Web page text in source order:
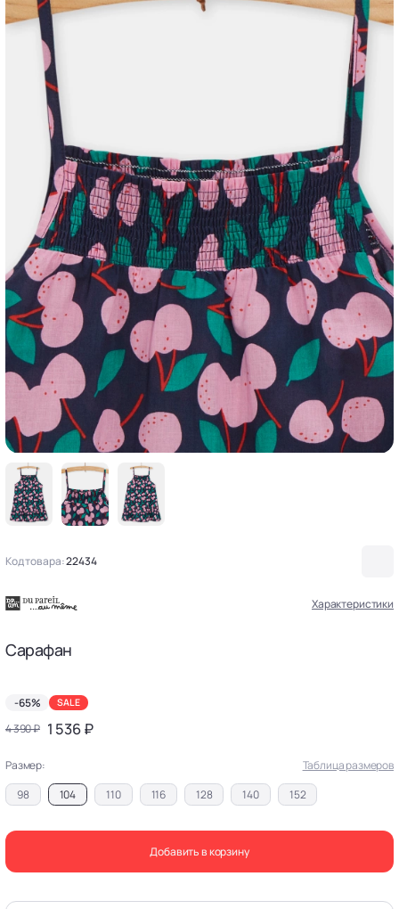
Код товара:22434
Характеристики
Сарафан
-65% SALE
4 390 ₽ 1 536 ₽
Размер:
Таблица размеров
98
104 110 116 128 140 152
Добавить в корзину